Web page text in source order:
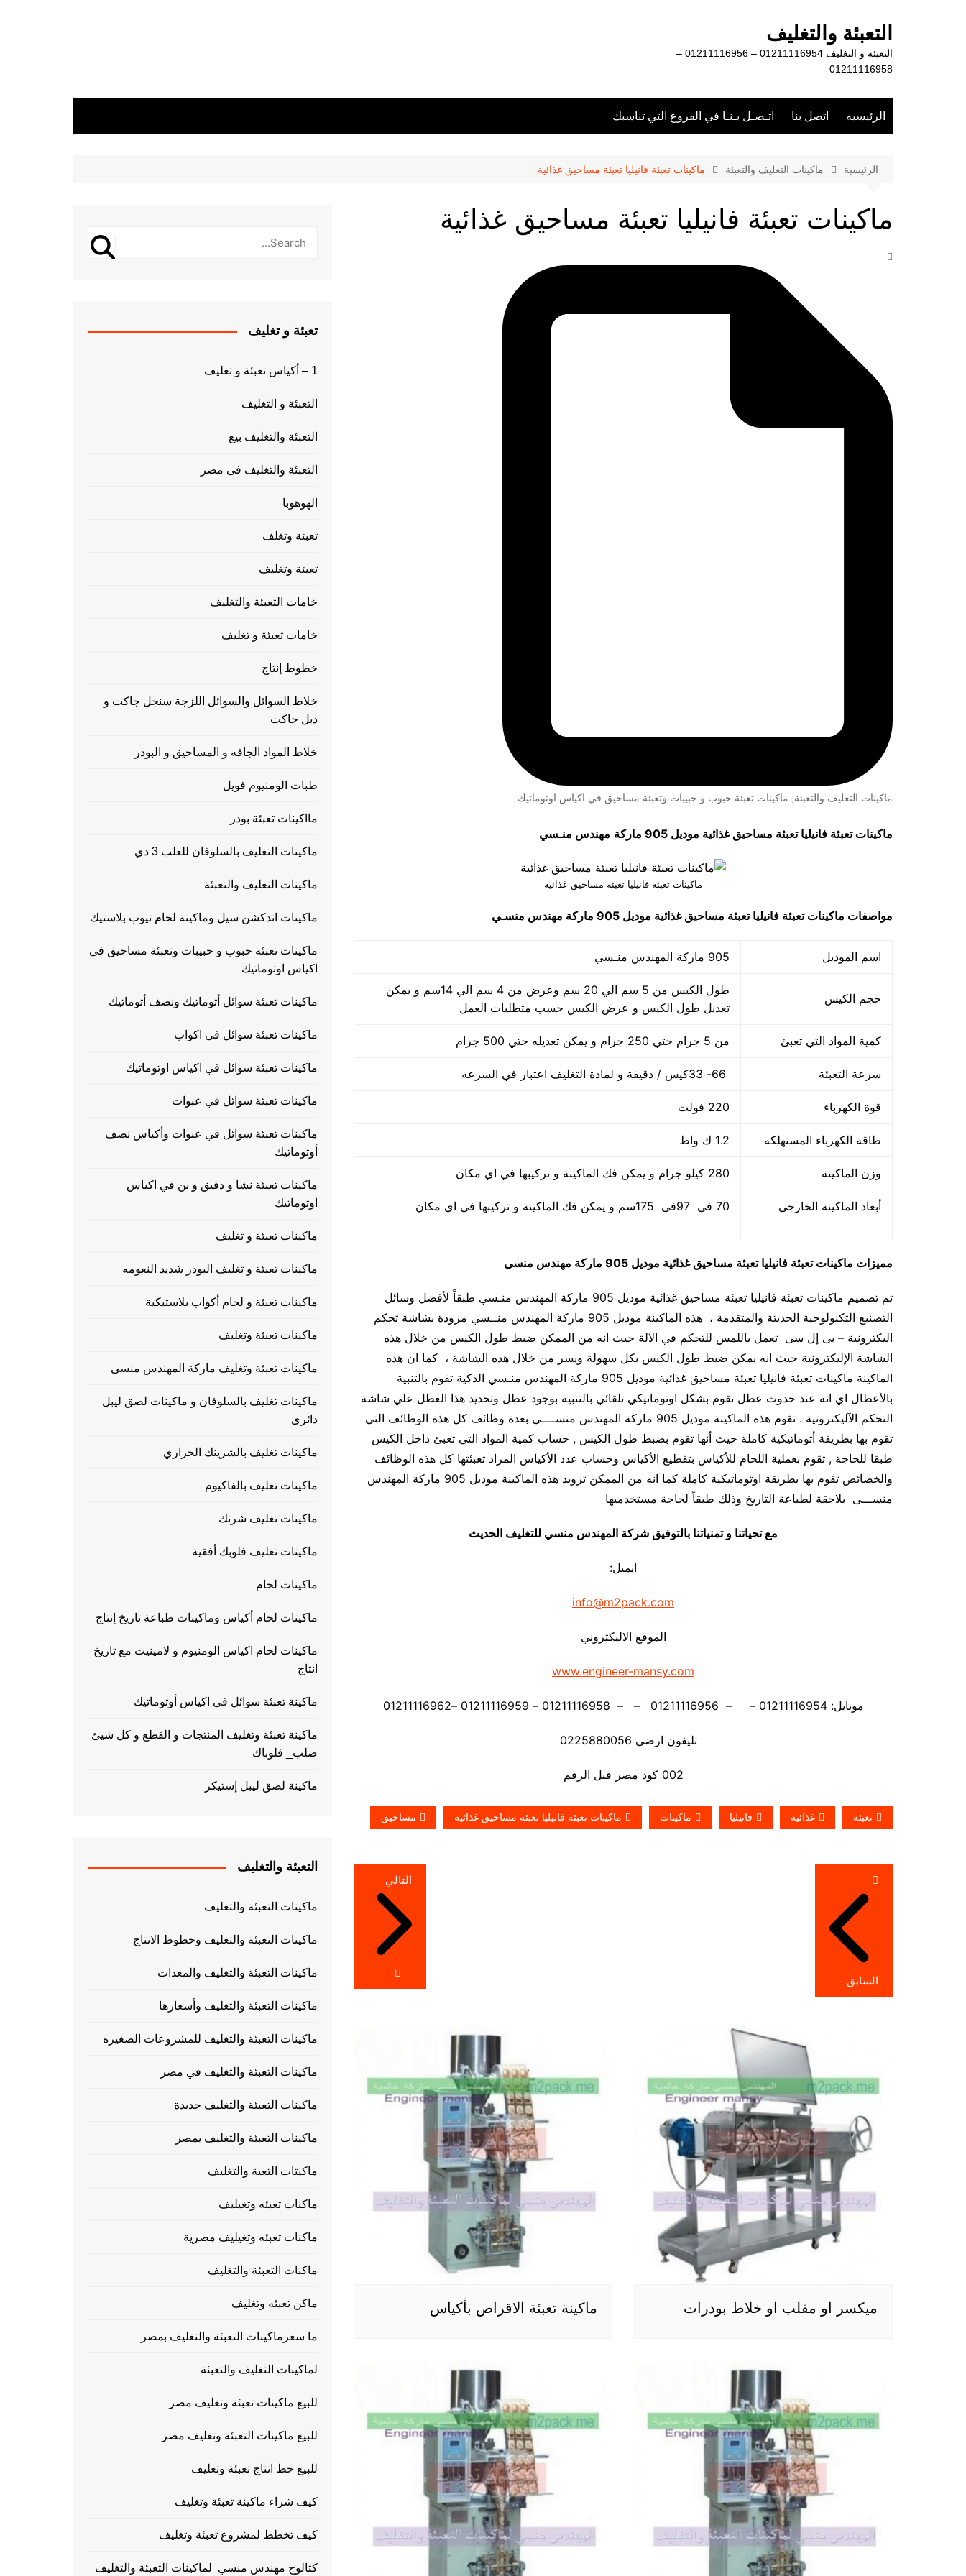
التعبئة والتغليف
التعبئة و التغليف 01211116954 – 01211116956 –
01211116958
الرئيسيه اتصل بنا اتـصـل بـنـا في الفروع التي تناسبك
الرئيسية ماكينات التغليف والتعبئة ماكينات تعبئة فانيليا تعبئة مساحيق غذائية
ماكينات تعبئة فانيليا تعبئة مساحيق غذائية
ماكينات التغليف والتعبئة ماكينات تعبئة حبوب و حبيبات وتعبئة مساحيق في اكياس اوتوماتيك
ماكينات تعبئة فانيليا تعبئة مساحيق غذائية موديل 905 ماركة مهندس منـسي
ماكينات تعبئة فانيليا تعبئة مساحيق غذائية
مواصفات ماكينات تعبئة فانيليا تعبئة مساحيق غذائية موديل 905 ماركة مهندس منسـي
اسم الموديل 905 ماركة المهندس منـسي
حجم الكيس
طول الكيس من 5 سم الي 20 سم وعرض من 4 سم الي 14سم و يمكن
تعديل طول الكيس و عرض الكيس حسب متطلبات العمل
كمية المواد التي تعبئ من 5 جرام حتي 250 جرام و يمكن تعديله حتي 500 جرام
سرعة التعبئة
قوة الكهرباء 220 فولت
طاقة الكهرباء المستهلكه 1.2 ك واط
وزن الماكينة 280 كيلو جرام و يمكن فك الماكينة و تركيبها في اي مكان
أبعاد الماكينة الخارجي 70 فى 97فى 175سم و يمكن فك الماكينة و تركيبها في اي مكان
مميزات ماكينات تعبئة فانيليا تعبئة مساحيق غذائية موديل 905 ماركة مهندس منسى
تم تصميم ماكينات تعبئة فانيليا تعبئة مساحيق غذائية موديل 905 ماركة المهندس منـسي طبقاً لأفضل وسائل
التصنيع التكنولوجية الحديثة والمتقدمة ، هذه الماكينة موديل 905 ماركة المهندس منــسي مزودة بشاشة تحكم
اليكترونية – بى إل سى تعمل باللمس للتحكم في الآلة حيث انه من الممكن ضبط طول الكيس من خلال هذه
الشاشة الإليكترونية حيث انه يمكن ضبط طول الكيس بكل سهولة ويسر من خلال هذه الشاشة ، كما ان هذه
الماكينة ماكينات تعبئة فانيليا تعبئة مساحيق غذائية موديل 905 ماركة المهندس منـسي الذكية تقوم بالتنبية
بالأعطال اي انه عند حدوث عطل تقوم بشكل اوتوماتيكي تلقائي بالتنبية بوجود عطل وتحديد هذا العطل علي شاشة
التحكم الآليكترونية . تقوم هذه الماكينة موديل 905 ماركة المهندس منســــي بعدة وظائف كل هذه الوظائف التي
تقوم بها بطريقة أتوماتيكية كاملة حيث أنها تقوم بضبط طول الكيس , حساب كمية المواد التي تعبئ داخل الكيس
طبقا للحاجة , تقوم بعملية اللحام للأكياس بتقطيع الأكياس وحساب عدد الأكياس المراد تعبئتها كل هذه الوظائف
والخصائص تقوم بها بطريقة اوتوماتيكية كاملة كما انه من الممكن تزويد هذه الماكينة موديل 905 ماركة المهندس
منســـى بلاحقة لطباعة التاريخ وذلك طبقاً لحاجة مستخدميها
مع تحياتنا و تمنياتنا بالتوفيق شركة المهندس منسي للتغليف الحديث
ايميل:
info@m2pack.com
الموقع الاليكتروني
www.engineer-mansy.com
موبايل: 01211116954 – – 01211116956 – – 01211116958 – 01211116959 –01211116962
تليفون ارضي 0225880056
002 كود مصر قبل الرقم
تعبئة غذائية فانيليا ماكينات ماكينات تعبئة فانيليا تعبئة مساحيق غذائية مساحيق
تصفّح
المقالات
السابق
التالي
ميكسر او مقلب او خلاط بودرات ماكينة تعبئة الاقراص بأكياس
تعبئة و تغليف
1 – أكياس تعبئة و تغليف
التعبئة و التغليف
التعبئة والتغليف بيع
التعبئة والتغليف فى مصر
الهوهوبا
تعبئة وتغلف
تعبئة وتغليف
خامات التعبئة والتغليف
خامات تعبئة و تغليف
خطوط إنتاج
خلاط السوائل والسوائل اللزجة سنجل جاكت و
دبل جاكت
خلاط المواد الجافه و المساحيق و البودر
طبات الومنيوم فويل
مااكينات تعبئة بودر
ماكينات التغليف بالسلوفان للعلب 3 دي
ماكينات التغليف والتعبئة
ماكينات اندكشن سيل وماكينة لحام تيوب بلاستيك
ماكينات تعبئة حبوب و حبيبات وتعبئة مساحيق في
اكياس اوتوماتيك
ماكينات تعبئة سوائل أتوماتيك ونصف أتوماتيك
ماكينات تعبئة سوائل في اكواب
ماكينات تعبئة سوائل في اكياس اوتوماتيك
ماكينات تعبئة سوائل في عبوات
ماكينات تعبئة سوائل في عبوات وأكياس نصف
أوتوماتيك
ماكينات تعبئة نشا و دقيق و بن في اكياس
اوتوماتيك
ماكينات تعبئة و تغليف
ماكينات تعبئة و تغليف البودر شديد النعومه
ماكينات تعبئة و لحام أكواب بلاستيكية
ماكينات تعبئة وتغليف
ماكينات تعبئة وتغليف ماركة المهندس منسى
ماكينات تغليف بالسلوفان و ماكينات لصق ليبل
دائرى
ماكينات تغليف بالشرينك الحراري
ماكينات تغليف بالفاكيوم
ماكينات تغليف شرنك
ماكينات تغليف فلوبك أفقية
ماكينات لحام
ماكينات لحام أكياس وماكينات طباعة تاريخ إنتاج
ماكينات لحام اكياس الومنيوم و لامينيت مع تاريخ
انتاج
ماكينة تعبئة سوائل فى اكياس أوتوماتيك
ماكينة تعبئة وتغليف المنتجات و القطع و كل شيئ
صلب_ فلوباك
ماكينة لصق ليبل إستيكر
التعبئة والتغليف
ماكينات التعبئة والتغليف
ماكينات التعبئة والتغليف وخطوط الانتاج
ماكينات التعبئة والتغليف والمعدات
ماكينات التعبئة والتغليف وأسعارها
ماكينات التعبئة والتغليف للمشروعات الصغيره
ماكينات التعبئة والتغليف في مصر
ماكينات التعبئة والتغليف جديدة
ماكينات التعبئة والتغليف بمصر
ماكيتات التعبة والتغليف
ماكنات تعبئه وتغيليف
ماكنات تعبئه وتغيليف مصرية
ماكنات التعبئة والتغليف
ماكن تعبئه وتغليف
ما سعرماكينات التعبئة والتغليف بمصر
لماكينات التغليف والتعبئة
للبيع ماكينات تعبئة وتغليف مصر
للبيع ماكينات التعبئة وتغليف مصر
للبيع خط انتاج تعبئة وتغليف
كيف شراء ماكينة تعبئة وتغليف
كيف تخطط لمشروع تعبئة وتغليف
كتالوج مهندس منسي لماكينات التعبئة والتغليف